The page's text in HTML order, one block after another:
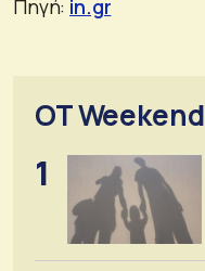
Πηγή: in.gr
OT Weekend
1